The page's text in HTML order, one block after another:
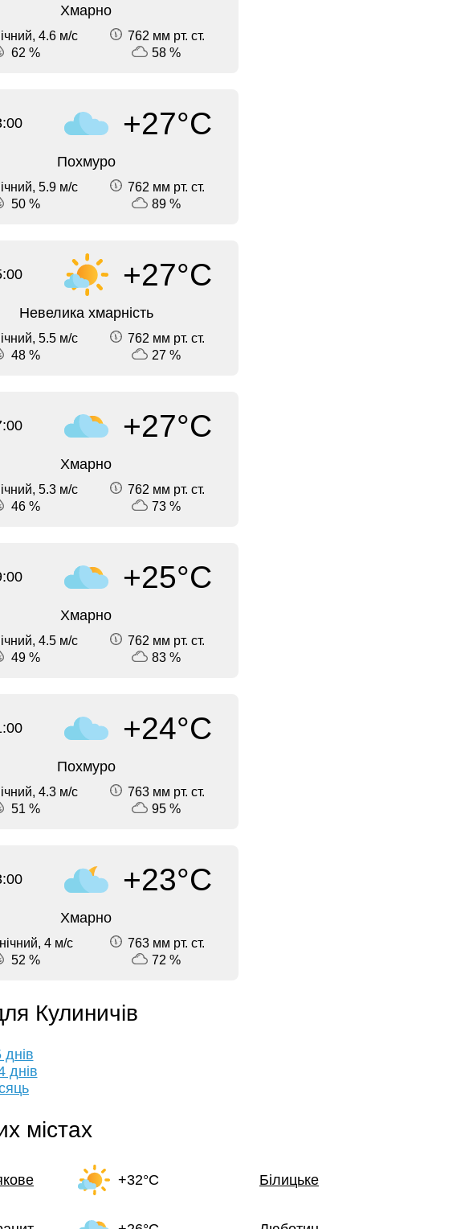
Хмарно
4.6 м/с
762 мм рт. ст.
62 %
58 %
+27°C
Похмуро
5.9 м/с
762 мм рт. ст.
50 %
89 %
+27°C
Невелика хмарність
5.5 м/с
762 мм рт. ст.
48 %
27 %
+27°C
Хмарно
5.3 м/с
762 мм рт. ст.
46 %
73 %
+25°C
Хмарно
4.5 м/с
762 мм рт. ст.
49 %
83 %
+24°C
Похмуро
4.3 м/с
763 мм рт. ст.
51 %
95 %
+23°C
Хмарно
4 м/с
763 мм рт. ст.
52 %
72 %
Кулиничів
днів
містах
+32°C Білицьке